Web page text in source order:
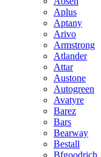
Aplus
Aptany
Arivo
Armstrong
Atlander
Attar
Austone
Autogreen
Avatyre
Barez
Bars
Bearway
Bestall
Bfgoodrich